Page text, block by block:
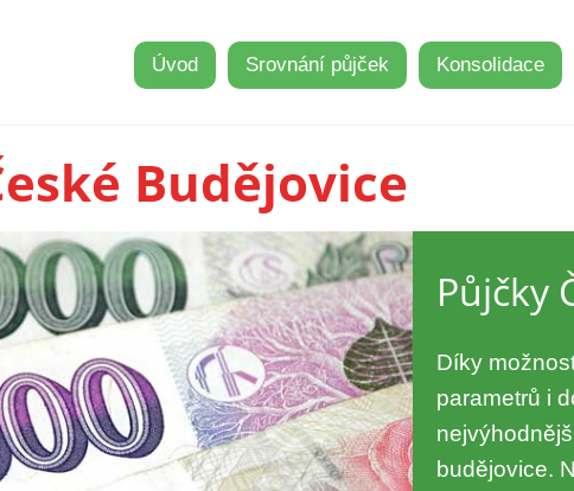
Úvod Srovnání půjček Konsolidace
Budějovice
Půjčky
Díky
parametrů i
budějovice.